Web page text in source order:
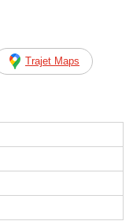
Trajet Maps